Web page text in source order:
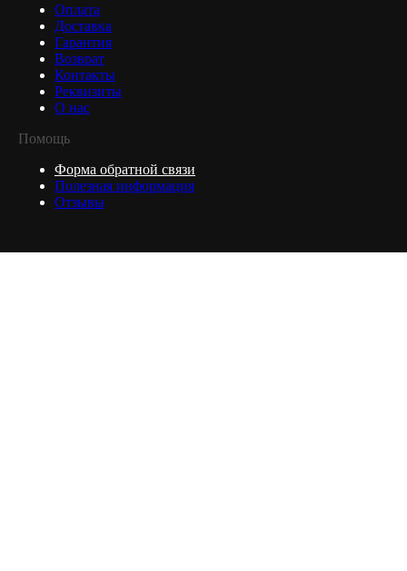
Оплата
Доставка
Гарантия
Возврат
Контакты
Реквизиты
О нас
Помощь
Форма обратной связи
Полезная информация
Отзывы